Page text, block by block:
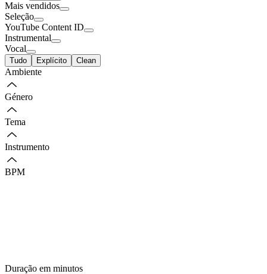
Mais vendidos
Seleção
YouTube Content ID
Instrumental
Vocal
Tudo Explícito Clean
Ambiente
Género
Tema
Instrumento
BPM
Duração em minutos